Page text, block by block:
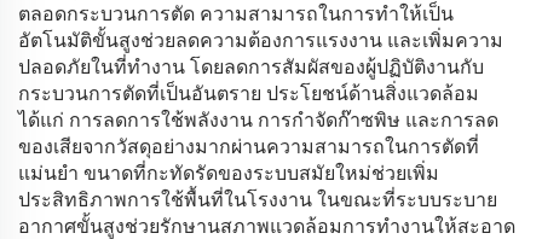
ตลอดกระบวนการตัด ความสามารถในการทำให้เป็น
อัตโนมัติขั้นสูงช่วยลดความต้องการแรงงาน และเพิ่มความ
ปลอดภัยในที่ทำงาน โดยลดการสัมผัสของผู้ปฏิบัติงานกับ
กระบวนการตัดที่เป็นอันตราย ประโยชน์ด้านสิ่งแวดล้อม
ได้แก่ การลดการใช้พลังงาน การกำจัดก๊าซพิษ และการลด
ของเสียจากวัสดุอย่างมากผ่านความสามารถในการตัดที่
แม่นยำ ขนาดที่กะทัดรัดของระบบสมัยใหม่ช่วยเพิ่ม
ประสิทธิภาพการใช้พื้นที่ในโรงงาน ในขณะที่ระบบระบาย
อากาศขั้นสูงช่วยรักษานสภาพแวดล้อมการทำงานให้สะอาด